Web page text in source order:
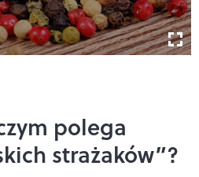
polega
strażaków”?